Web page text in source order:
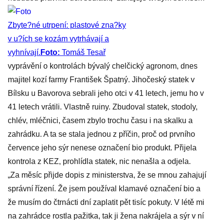
Zbyte?né utrpení: plastové zna?ky
v u?ích se kozám vytrhávají a
vyhnívají. Foto: Tomáš Tesař
vyprávění o kontrolách bývalý chelčický agronom, dnes
majitel kozí farmy František Špatný. Jihočeský statek v
Bílsku u Bavorova sebrali jeho otci v 41 letech, jemu ho v
41 letech vrátili. Vlastně ruiny. Zbudoval statek, stodoly,
chlév, mléčnici, časem zbylo trochu času i na skalku a
zahrádku. A ta se stala jednou z příčin, proč od prvního
července jeho sýr nenese označení bio produkt. Přijela
kontrola z KEZ, prohlídla statek, nic nenašla a odjela.
„Za měsíc přijde dopis z ministerstva, že se mnou zahajují
správní řízení. Že jsem používal klamavé označení bio a
že musím do čtrnácti dní zaplatit pět tisíc pokuty. V létě mi
na zahrádce rostla pažitka, tak ji žena nakrájela a sýr v ní